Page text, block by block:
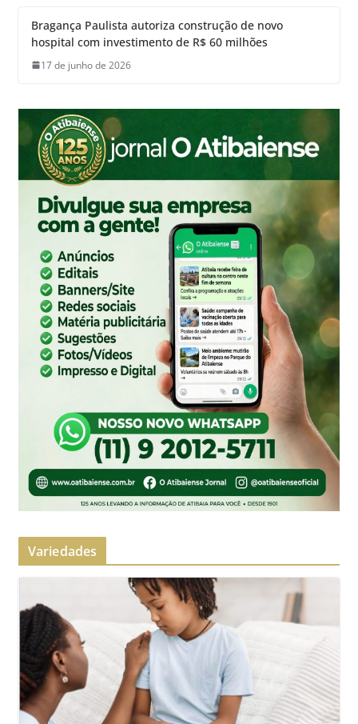
Bragança Paulista autoriza construção de novo
hospital com investimento de R$ 60 milhões
17 de junho de 2026
Variedades